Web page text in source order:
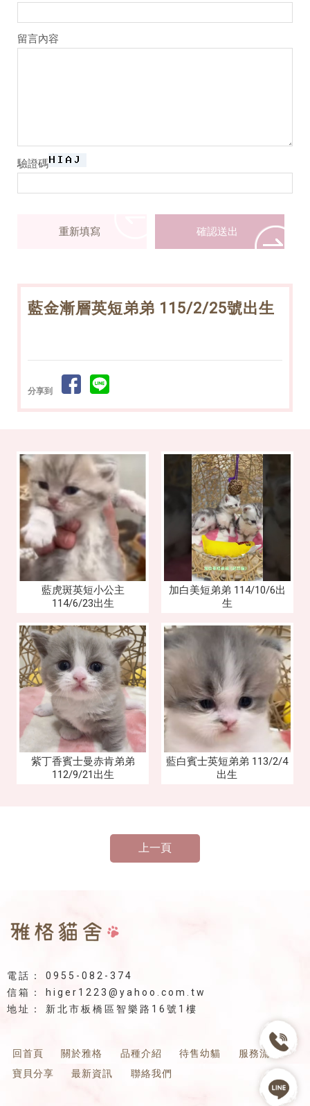
留言內容
驗證碼
藍金漸層英短弟弟 115/2/25號出生
分享到
藍虎斑英短小公主
114/6/23出生
加白美短弟弟 114/10/6出
生
紫丁香賓士曼赤肯弟弟
112/9/21出生
藍白賓士英短弟弟 113/2/4
出生
上一頁
0955-082-374
higer1223@yahoo.com.tw
新北市板橋區智樂路16號1樓
回首頁 關於雅格 品種介紹 待售幼貓
服務流程
寶貝分享
最新資訊 聯絡我們